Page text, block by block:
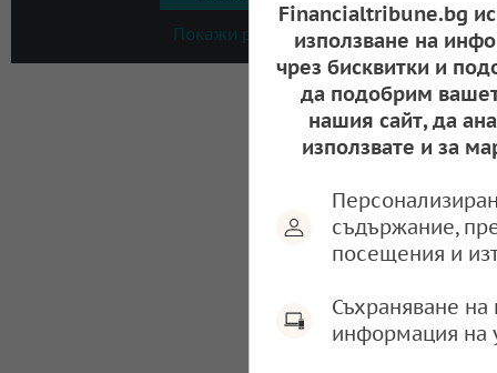
Покажи резултати
Financialtribune.bg
използване на
чрез бисквитки и
да подобрим
нашия сайт, да
използвате и за
съдържание,
посещения и
Съхраняване
информация на